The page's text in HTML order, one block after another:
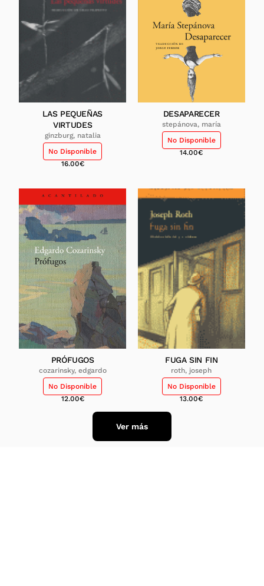
LAS PEQUEÑAS
VIRTUDES
ginzburg, natalia
No Disponible
16.00€
DESAPARECER
stepánova, maría
No Disponible
14.00€
PRÓFUGOS
cozarinsky, edgardo
No Disponible
12.00€
FUGA SIN FIN
roth, joseph
No Disponible
13.00€
Ver más